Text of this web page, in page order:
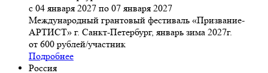
с 04 января 2027 по 07 января 2027
Международный грантовый фестиваль «Призвание-
АРТИСТ» г. Санкт-Петербург, январь зима 2027г.
от 600 рублей/участник
Подробнее
Россия